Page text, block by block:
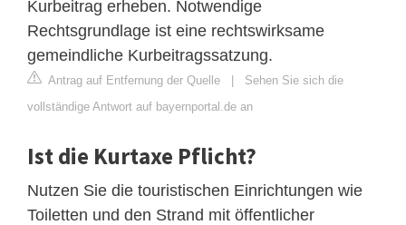
Kurbeitrag erheben. Notwendige
Rechtsgrundlage ist eine rechtswirksame
gemeindliche Kurbeitragssatzung.
Antrag auf Entfernung der Quelle | Sehen Sie sich die
vollständige Antwort auf bayernportal.de an
Ist die Kurtaxe Pflicht?
Nutzen Sie die touristischen Einrichtungen wie
Toiletten und den Strand mit öffentlicher